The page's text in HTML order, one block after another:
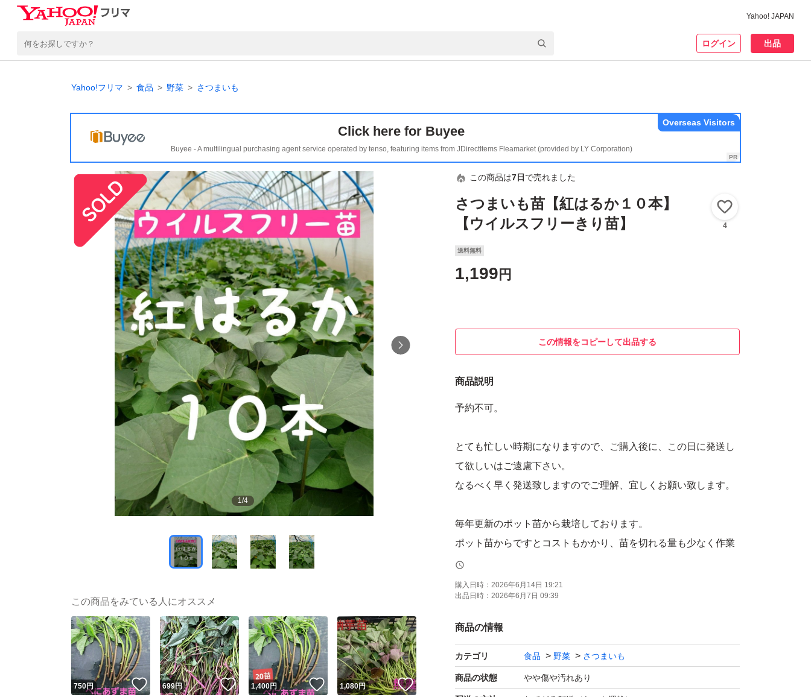
Yahoo! JAPAN
ログイン 出品
Yahoo!フリマ 食品 野菜 さつまいも
Click here for Buyee
Buyee - A multilingual purchasing agent service operated by tenso, featuring items from JDirectItems Fleamarket (provided by LY Corporation)
Overseas Visitors
1/4
この商品は7日 で売れました
さつまいも苗【紅はるか１０本】
【ウイルスフリーきり苗】
4
送料無料
1,199 円
この情報をコピーして出品する
商品説明
予約不可。
とても忙しい時期になりますので、ご購入後に、この日に発送し
て欲しいはご遠慮下さい。
なるべく早く発送致しますのでご理解、宜しくお願い致します。
毎年更新のポット苗から栽培しております。
ポット苗からですとコストもかかり、苗を切れる量も少なく作業
も大変ですが、一番安全だと思いますのでこだわって栽培してお
ります。
毎年、沢山のご注文があり、発送間違いが起こりかねませんので
ウィルスフリー苗から育苗した【紅はるか】切り苗です。
購入日時： 2026年6月14日 19:21
出品日時： 2026年6月7日 09:39
商品の情報
カテゴリ 食品 野菜 さつまいも
商品の状態 やや傷や汚れあり
この商品をみている人にオススメ
750円 いいね！
699円 いいね！
1,400円 いいね！
1,080円 いいね！